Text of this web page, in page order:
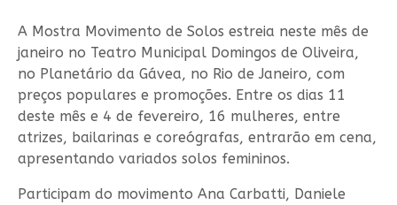
A Mostra Movimento de Solos estreia neste mês de
janeiro no Teatro Municipal Domingos de Oliveira,
no Planetário da Gávea, no Rio de Janeiro, com
preços populares e promoções. Entre os dias 11
deste mês e 4 de fevereiro, 16 mulheres, entre
atrizes, bailarinas e coreógrafas, entrarão em cena,
apresentando variados solos femininos.
Participam do movimento Ana Carbatti, Daniele